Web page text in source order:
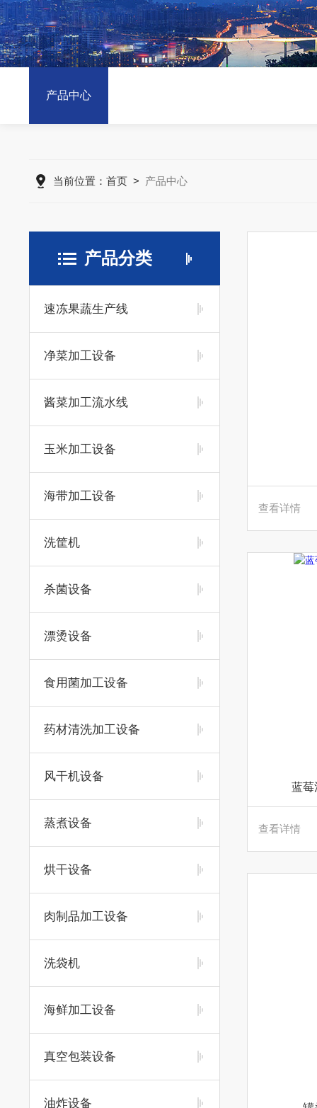
产品中心
当前位置： 首页> 产品中心
产品分类
速冻果蔬生产线
净菜加工设备
酱菜加工流水线
玉米加工设备
海带加工设备
洗筐机
杀菌设备
漂烫设备
食用菌加工设备
药材清洗加工设备
风干机设备
蒸煮设备
烘干设备
肉制品加工设备
洗袋机
海鲜加工设备
真空包装设备
油炸设备
查看详情
蓝莓
查看详情